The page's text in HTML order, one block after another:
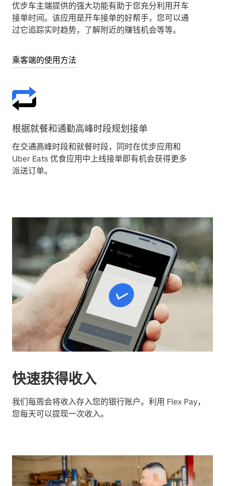
优步车主端提供的强大功能有助于您充分利用开车
接单时间。该应用是开车接单的好帮手，您可以通
过它追踪实时趋势，了解附近的赚钱机会等等。
乘客端的使用方法
根据就餐和通勤高峰时段规划接单
在交通高峰时段和就餐时段，同时在优步应用和
Uber Eats 优食应用中上线接单即有机会获得更多
派送订单。
快速获得收入
我们每周会将收入存入您的银行账户。利用 Flex Pay，
您每天可以提现一次收入。